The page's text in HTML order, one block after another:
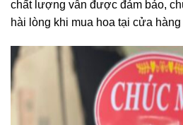
chất lượng vẫn được đảm bảo,
hài lòng khi mua hoa tại cửa